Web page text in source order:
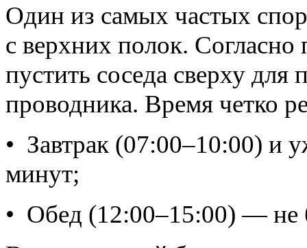
Один из самых частых
с верхних полок. Согласно
пустить соседа сверху
проводника. Время четко
• Завтрак (07:00–10:00) и
минут;
• Обед (12:00–15:00) — не